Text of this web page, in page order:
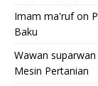
Imam ma'rufon
Baku
Wawan suparwan
Mesin Pertanian